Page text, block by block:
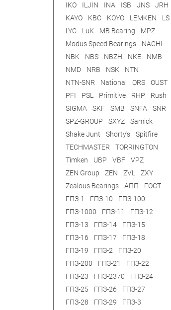
IKO
ILJIN INA ISB JNS
JRH
KAYO
KBC KOYO LEMKEN
LS
LYC
LuK MB Bearing
MPZ
Modus Speed Bearings
NACHI
NBK
NBS NBZH NKE
NMB
NMD
NRB NSK
NTN
NTN-SNR
National ORS
OUST
PFI
PSL Primitive RHP
Rush
SIGMA
SKF SMB SNFA
SNR
SPZ-GROUP
SXYZ
Samick
Shake Junt
Shorty's
Spitfire
TECHMASTER
TORRINGTON
Timken
UBP VBF
VPZ
ZEN Group
ZEN ZVL
ZXY
Zealous Bearings
АПП
ГОСТ
ГПЗ-1
ГПЗ-10
ГПЗ-100
ГПЗ-1000
ГПЗ-11
ГПЗ-12
ГПЗ-13
ГПЗ-14
ГПЗ-15
ГПЗ-16
ГПЗ-17
ГПЗ-18
ГПЗ-19
ГПЗ-2
ГПЗ-20
ГПЗ-200
ГПЗ-21
ГПЗ-22
ГПЗ-23
ГПЗ-2370
ГПЗ-24
ГПЗ-25
ГПЗ-26
ГПЗ-27
ГПЗ-28
ГПЗ-29
ГПЗ-3